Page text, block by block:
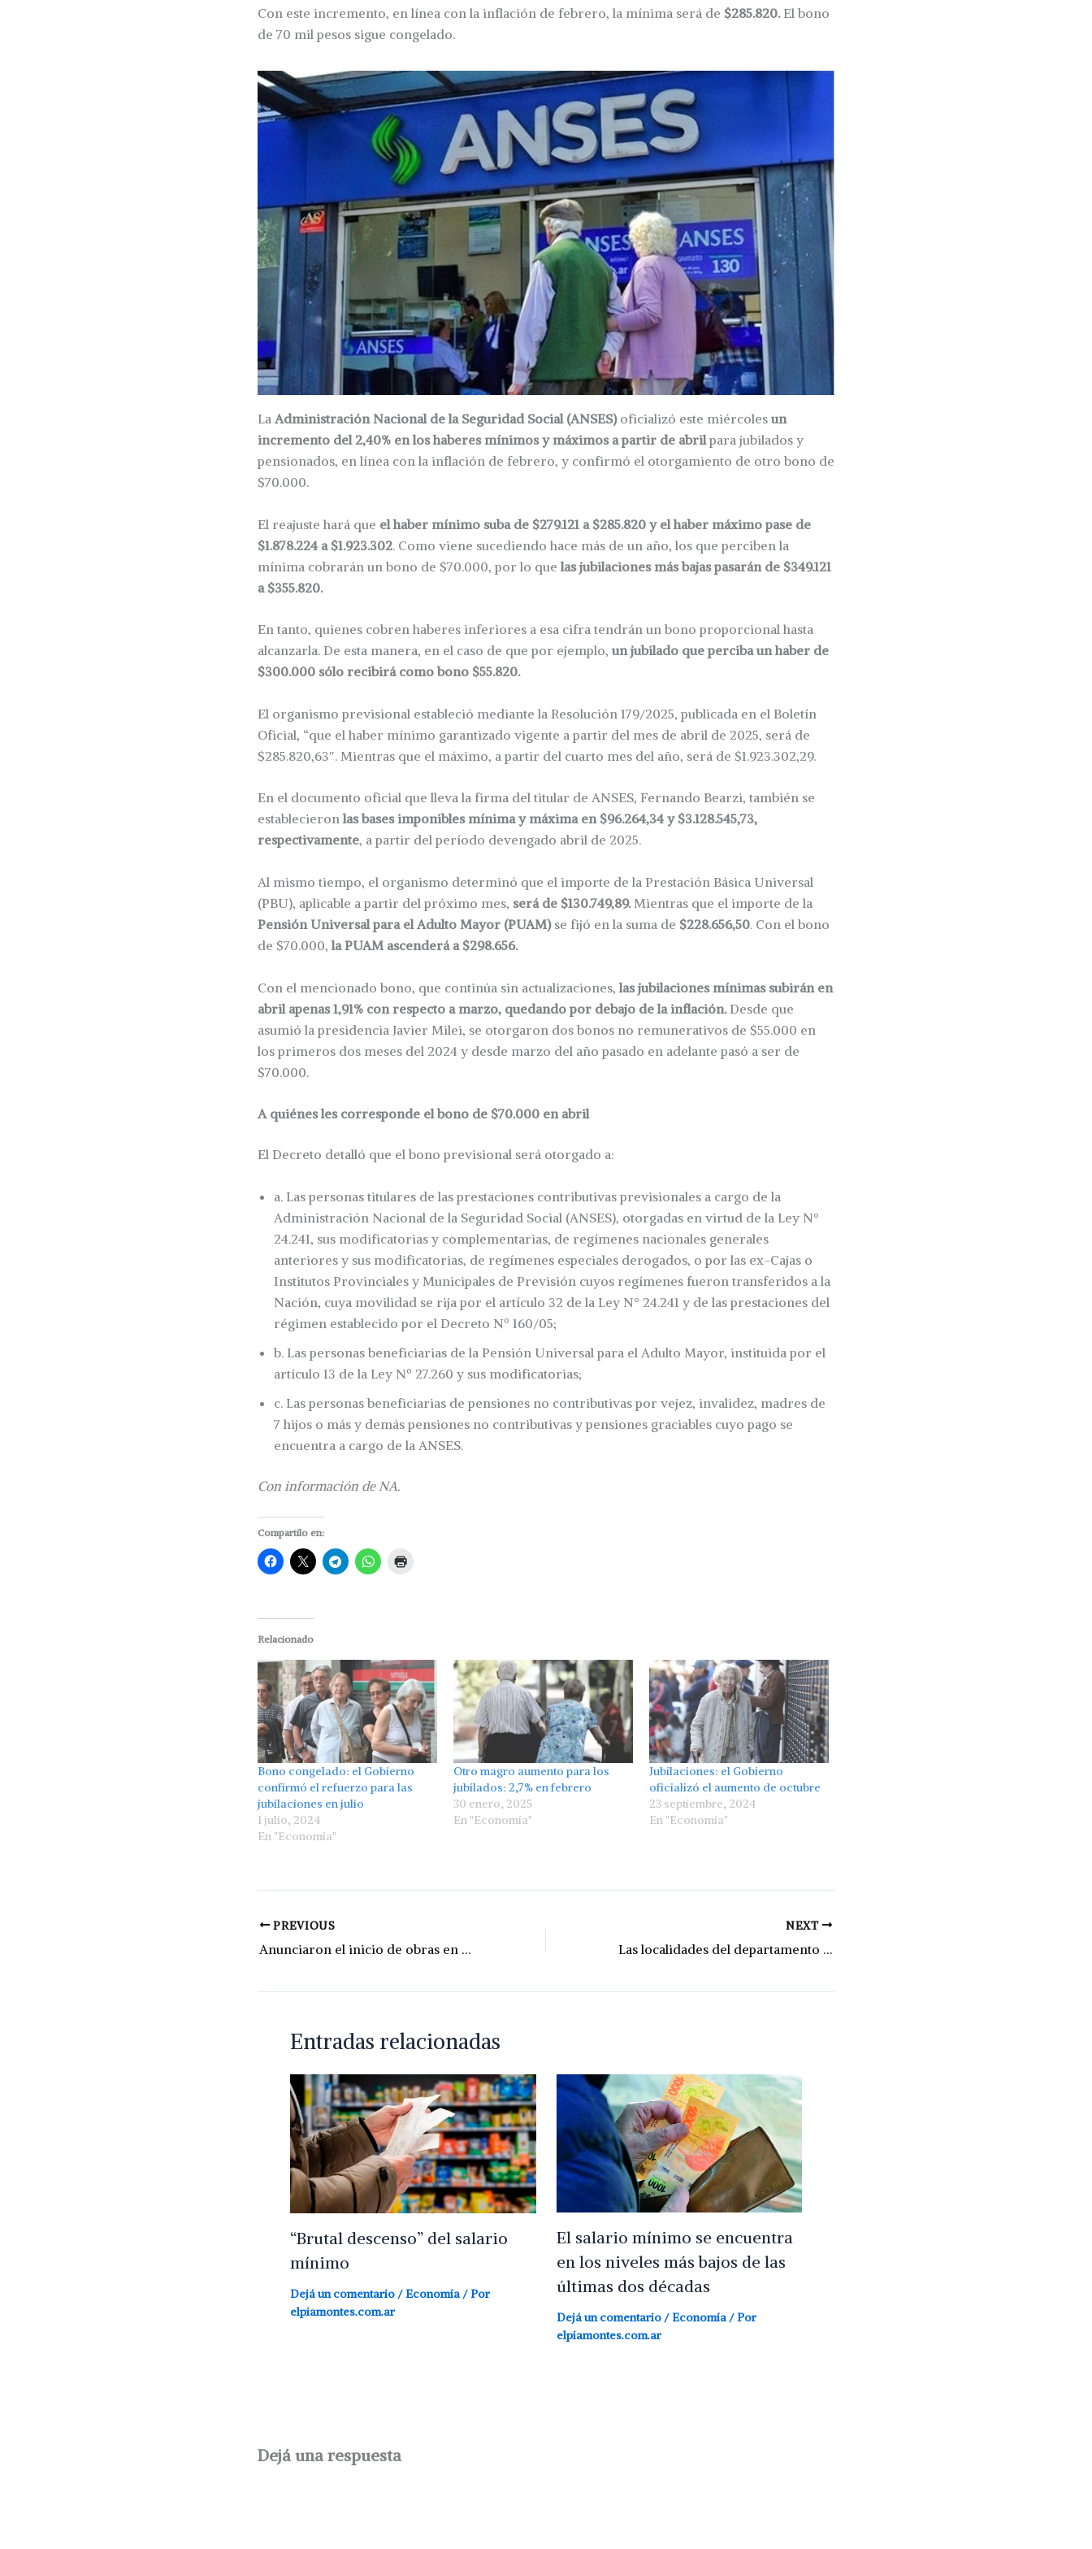
Con este incremento, en línea con la inflación de febrero, la mínima será de $285.820. El bono
de 70 mil pesos sigue congelado.
La Administración Nacional de la Seguridad Social (ANSES)oficializó este miércoles un
incremento del 2,40% en los haberes mínimos y máximos a partir de abrilpara jubilados y
pensionados, en línea con la inflación de febrero, y confirmó el otorgamiento de otro bono de
$70.000.
El reajuste hará que el haber mínimo suba de $279.121 a $285.820 y el haber máximo pase de
$1.878.224 a $1.923.302. Como viene sucediendo hace más de un año, los que perciben la
mínima cobrarán un bono de $70.000, por lo que las jubilaciones más bajas pasarán de $349.121
a $355.820.
En tanto, quienes cobren haberes inferiores a esa cifra tendrán un bono proporcional hasta
alcanzarla. De esta manera, en el caso de que por ejemplo, un jubilado que perciba un haber de
$300.000 sólo recibirá como bono $55.820.
El organismo previsional estableció mediante la Resolución 179/2025, publicada en el Boletín
Oficial, “que el haber mínimo garantizado vigente a partir del mes de abril de 2025, será de
$285.820,63″. Mientras que el máximo, a partir del cuarto mes del año, será de $1.923.302,29.
En el documento oficial que lleva la firma del titular de ANSES, Fernando Bearzi, también se
establecieronlas bases imponibles mínima y máxima en $96.264,34 y $3.128.545,73,
respectivamente, a partir del período devengado abril de 2025.
Al mismo tiempo, el organismo determinó que el importe de la Prestación Básica Universal
(PBU), aplicable a partir del próximo mes, será de $130.749,89.Mientras que el importe de la
Pensión Universal para el Adulto Mayor (PUAM)se fijó en la suma de $228.656,50. Con el bono
de $70.000,la PUAM ascenderá a $298.656.
Con el mencionado bono, que continúa sin actualizaciones, las jubilaciones mínimas subirán en
abril apenas 1,91% con respecto a marzo, quedando por debajo de la inflación.Desde que
asumió la presidencia Javier Milei, se otorgaron dos bonos no remunerativos de $55.000 en
los primeros dos meses del 2024 y desde marzo del año pasado en adelante pasó a ser de
$70.000.
A quiénes les corresponde el bono de $70.000 en abril
El Decreto detalló que el bono previsional será otorgado a:
a. Las personas titulares de las prestaciones contributivas previsionales a cargo de la
Administración Nacional de la Seguridad Social (ANSES), otorgadas en virtud de la Ley N°
24.241, sus modificatorias y complementarias, de regímenes nacionales generales
anteriores y sus modificatorias, de regímenes especiales derogados, o por las ex-Cajas o
Institutos Provinciales y Municipales de Previsión cuyos regímenes fueron transferidos a la
Nación, cuya movilidad se rija por el artículo 32 de la Ley N° 24.241 y de las prestaciones del
régimen establecido por el Decreto Nº 160/05;
b. Las personas beneficiarias de la Pensión Universal para el Adulto Mayor, instituida por el
artículo 13 de la Ley Nº 27.260 y sus modificatorias;
c. Las personas beneficiarias de pensiones no contributivas por vejez, invalidez, madres de
7 hijos o más y demás pensiones no contributivas y pensiones graciables cuyo pago se
encuentra a cargo de la ANSES.
Con información de NA.
Compartilo en:
Relacionado
Bono congelado: el Gobierno
confirmó el refuerzo para las
jubilaciones en julio
1 julio, 2024
En "Economía"
Otro magro aumento para los
jubilados: 2,7% en febrero
30 enero, 2025
En "Economía"
Jubilaciones: el Gobierno
oficializó el aumento de octubre
23 septiembre, 2024
En "Economía"
PREVIOUS
Anunciaron el inicio de obras en Ruta 13: rotondas y repavimentación en marcha
NEXT
Las localidades del departamento se sumaron a un programa para fortalecer el deporte
Entradas relacionadas
“Brutal descenso” del salario
mínimo
Dejá un comentario / Economía / Por
elpiamontes.com.ar
El salario mínimo se encuentra
en los niveles más bajos de las
últimas dos décadas
Dejá un comentario / Economía/ Por
elpiamontes.com.ar
Dejá una respuesta